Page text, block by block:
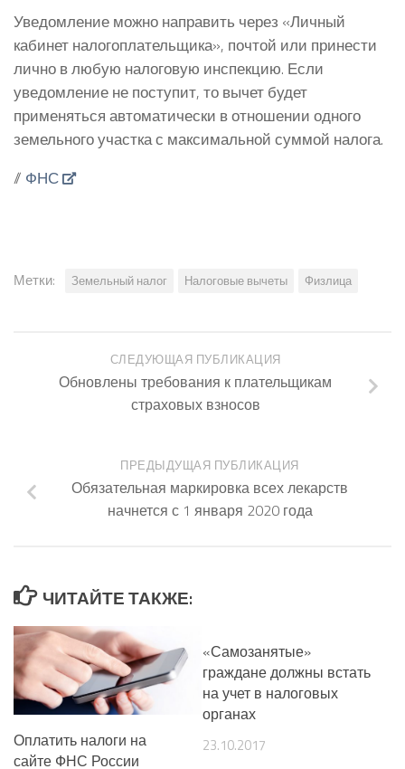
Уведомление можно направить через «Личный
кабинет налогоплательщика», почтой или принести
лично в любую налоговую инспекцию. Если
уведомление не поступит, то вычет будет
применяться автоматически в отношении одного
земельного участка с максимальной суммой налога.
// ФНС
Метки: Земельный налог Налоговые вычеты Физлица
СЛЕДУЮЩАЯ ПУБЛИКАЦИЯ
Обновлены требования к плательщикам
страховых взносов
ПРЕДЫДУЩАЯ ПУБЛИКАЦИЯ
Обязательная маркировка всех лекарств
начнется с 1 января 2020 года
ЧИТАЙТЕ ТАКЖЕ:
Оплатить налоги на
сайте ФНС России
«Самозанятые»
граждане должны встать
на учет в налоговых
органах
23.10.2017